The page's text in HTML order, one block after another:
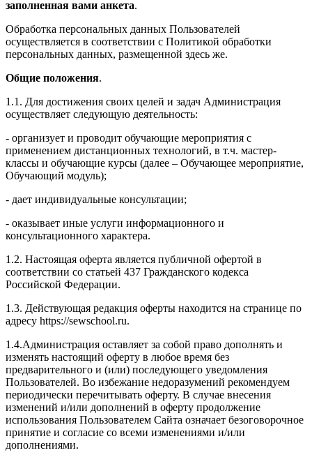
заполненная вами анкета.
Обработка персональных данных Пользователей
осуществляется в соответствии с Политикой обработки
персональных данных, размещенной здесь же.
Общие положения.
1.1. Для достижения своих целей и задач Администрация
осуществляет следующую деятельность:
- организует и проводит обучающие мероприятия с
применением дистанционных технологий, в т.ч. мастер-
классы и обучающие курсы (далее – Обучающее мероприятие,
Обучающий модуль);
- дает индивидуальные консультации;
- оказывает иные услуги информационного и
консультационного характера.
1.2. Настоящая оферта является публичной офертой в
соответствии со статьей 437 Гражданского кодекса
Российской Федерации.
1.3. Действующая редакция оферты находится на странице по
адресу https://sewschool.ru.
1.4.Администрация оставляет за собой право дополнять и
изменять настоящий оферту в любое время без
предварительного и (или) последующего уведомления
Пользователей. Во избежание недоразумений рекомендуем
периодически перечитывать оферту. В случае внесения
изменений и/или дополнений в оферту продолжение
использования Пользователем Сайта означает безоговорочное
принятие и согласие со всеми изменениями и/или
дополнениями.